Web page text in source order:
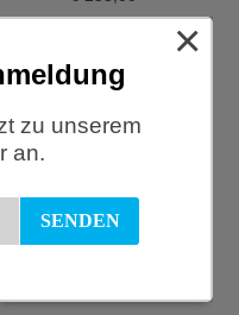
Rely Chair HW6,
Chrome Light Blue
€255,00
zu unserem
an.
×